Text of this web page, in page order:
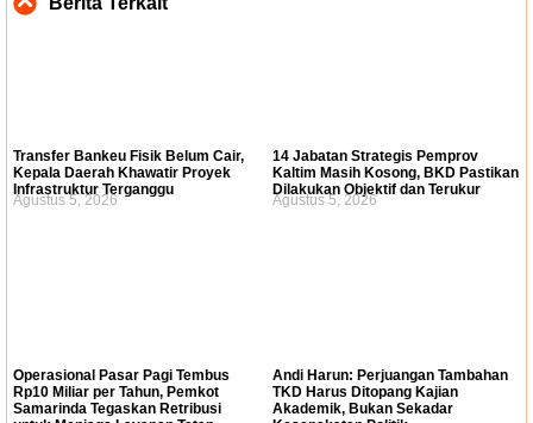
Transfer Bankeu Fisik Belum Cair,
Kepala Daerah Khawatir Proyek
Infrastruktur Terganggu
Agustus 5, 2026
14 Jabatan Strategis Pemprov
Kaltim Masih Kosong, BKD Pastikan
Dilakukan Objektif dan Terukur
Agustus 5, 2026
Operasional Pasar Pagi Tembus
Rp10 Miliar per Tahun, Pemkot
Samarinda Tegaskan Retribusi
Andi Harun: Perjuangan Tambahan
TKD Harus Ditopang Kajian
Akademik, Bukan Sekadar